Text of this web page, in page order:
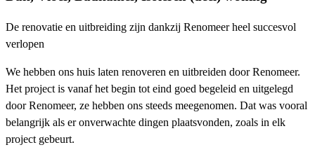
De renovatie en uitbreiding zijn dankzij Renomeer heel succesvol
verlopen
We hebben ons huis laten renoveren en uitbreiden door Renomeer.
Het project is vanaf het begin tot eind goed begeleid en uitgelegd
door Renomeer, ze hebben ons steeds meegenomen. Dat was vooral
belangrijk als er onverwachte dingen plaatsvonden, zoals in elk
project gebeurt.